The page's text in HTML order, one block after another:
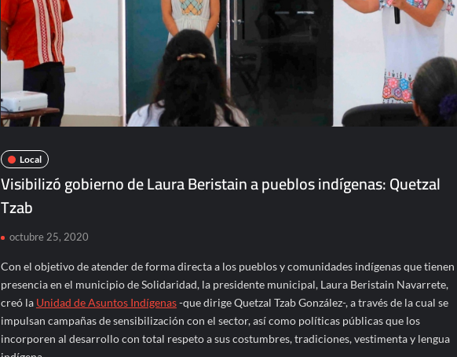
Local
Visibilizó gobierno de Laura Beristain a pueblos indígenas: Quetzal
Tzab
octubre 25, 2020
Con el objetivo de atender de forma directa a los pueblos y comunidades indígenas que tienen
presencia en el municipio de Solidaridad, la presidente municipal, Laura Beristain Navarrete,
creó la Unidad de Asuntos Indígenas-que dirige Quetzal Tzab González-, a través de la cual se
impulsan campañas de sensibilización con el sector, así como políticas públicas que los
incorporen al desarrollo con total respeto a sus costumbres, tradiciones, vestimenta y lengua